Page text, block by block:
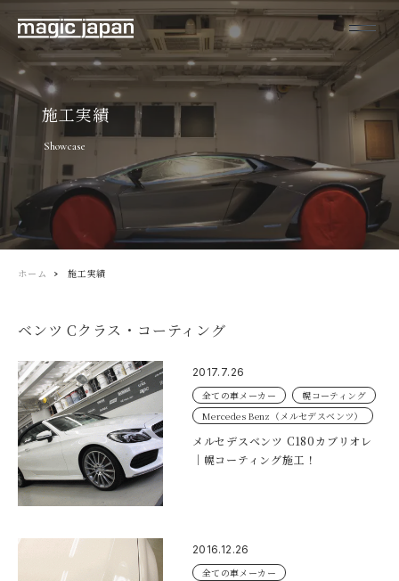
施工実績
Showcase
ホーム 施工実績
ベンツ Cクラス・コーティング
2017.7.26
全ての車メーカー
幌コーティング
Mercedes Benz（メルセデスベンツ）
メルセデスベンツ C180カブリオレ
｜幌コーティング施工！
2016.12.26
全ての車メーカー